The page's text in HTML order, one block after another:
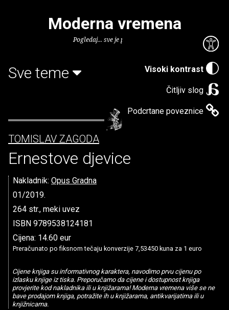
Visoki kontrast
Čitljiv slog
Podcrtane poveznice
Moderna vremena
Pogledaj... sve je puno knjiga.
Sve teme
TOMISLAV ZAGODA
Ernestove djevice
Nakladnik: Opus Gradna
01/2019.
264 str., meki uvez
ISBN 9789538124181
Cijena: 14.60 eur
Preračunato po fiksnom tečaju konverzije 7,53450 kuna za 1 euro
Cijene knjiga su informativnog karaktera, navodimo prvu cijenu po
izlasku knjige iz tiska. Preporučamo da cijene i dostupnost knjiga
provjerite kod nakladnika ili u knjižarama! Moderna vremena više se ne
bave prodajom knjiga, potražite ih u knjižarama, antikvarijatima ili u
knjižnicama.